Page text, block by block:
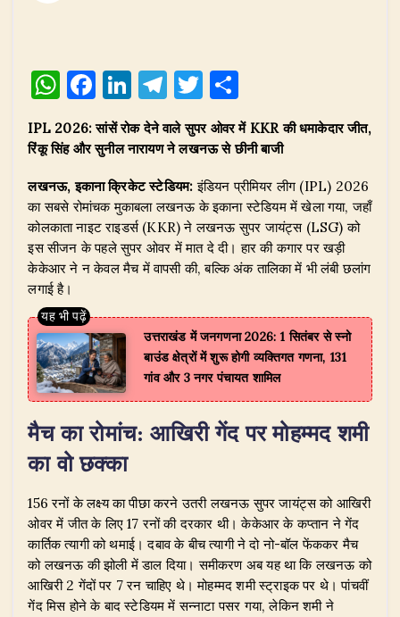
W
h
at
A
p
p
F
a
c
e
b
o
o
k
Li
n
k
e
dI
n
T
el
e
g
ra
m
T
w
it
te
r
h
ar
e
IPL 2026: सांसें रोक देने वाले सुपर ओवर में KKR की धमाकेदार जीत,
रिंकू सिंह और सुनील नारायण ने लखनऊ से छीनी बाजी
लखनऊ, इकाना क्रिकेट स्टेडियम: इंडियन प्रीमियर लीग (IPL) 2026
का सबसे रोमांचक मुकाबला लखनऊ के इकाना स्टेडियम में खेला गया, जहाँ
कोलकाता नाइट राइडर्स (KKR) ने लखनऊ सुपर जायंट्स (LSG) को
इस सीजन के पहले सुपर ओवर में मात दे दी। हार की कगार पर खड़ी
केकेआर ने न केवल मैच में वापसी की, बल्कि अंक तालिका में भी लंबी छलांग
लगाई है।
उत्तराखंड में जनगणना 2026: 1 सितंबर से स्नो
बाउंड क्षेत्रों में शुरू होगी व्यक्तिगत गणना, 131
गांव और 3 नगर पंचायत शामिल
मैच का रोमांच: आखिरी गेंद पर मोहम्मद शमी
का वो छक्का
​156 रनों के लक्ष्य का पीछा करने उतरी लखनऊ सुपर जायंट्स को आखिरी
ओवर में जीत के लिए 17 रनों की दरकार थी। केकेआर के कप्तान ने गेंद
कार्तिक त्यागी को थमाई। दबाव के बीच त्यागी ने दो नो-बॉल फेंककर मैच
को लखनऊ की झोली में डाल दिया। समीकरण अब यह था कि लखनऊ को
आखिरी 2 गेंदों पर 7 रन चाहिए थे। मोहम्मद शमी स्ट्राइक पर थे। पांचवीं
गेंद मिस होने के बाद स्टेडियम में सन्नाटा पसर गया, लेकिन शमी ने